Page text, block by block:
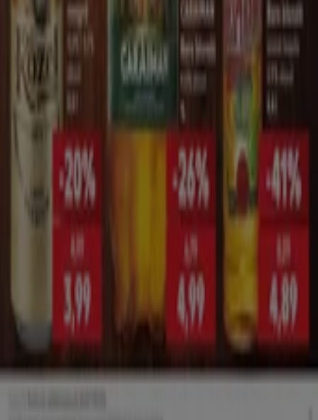
Contactează-ne
Marketing și cerere de afaceri
Magazin localizat incorect pe hartă
Feedback săptămânal pentru anunțuri
Probleme tehnice și feedback cu caracter general
Magazine locale
Produse
Descarcă aplicația Tiendeo